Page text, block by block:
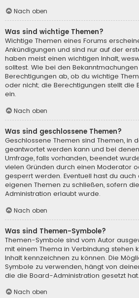
Nach oben
Was sind wichtige Themen?
Wichtige Themen eines Forums
Ankündigungen und sind nur auf der
haben meist einen wichtigen Inhalt,
solltest. Wie bei den
Berechtigungen ab, ob du wichtige
oder nicht; die Berechtigungen stellt die
ein.
Nach oben
Was sind geschlossene Themen?
Geschlossene Themen sind Themen, in
geantwortet werden kann und bei
Umfrage, falls vorhanden, beendet
vielen Gründen durch einen Moderator
gesperrt werden. Eventuell hast du auch
eigenen Themen zu schließen, sofern
Administration erlaubt wurde.
Nach oben
Was sind Themen-Symbole?
Themen-Symbole sind vom Autor
mit einem Thema in Verbindung stehen
Inhalt kennzeichnen zu können. Die
Symbole zu verwenden, hängt von
die die Board-Administration gesetzt hat.
Nach oben